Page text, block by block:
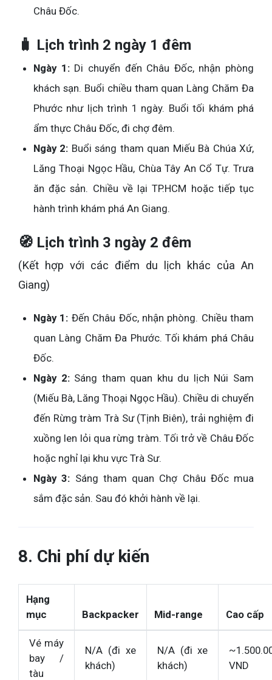
Châu Đốc.
🧳 Lịch trình 2 ngày 1 đêm
Ngày 1:Di chuyển đến Châu Đốc, nhận phòng
khách sạn. Buổi chiều tham quan Làng Chăm Đa
Phước như lịch trình 1 ngày. Buổi tối khám phá
ẩm thực Châu Đốc, đi chợ đêm.
Ngày 2: Buổi sáng tham quan Miếu Bà Chúa Xứ,
Lăng Thoại Ngọc Hầu, Chùa Tây An Cổ Tự. Trưa
ăn đặc sản. Chiều về lại TP.HCM hoặc tiếp tục
hành trình khám phá An Giang.
🧭 Lịch trình 3 ngày 2 đêm
(Kết hợp với các điểm du lịch khác của An
Giang)
Ngày 1: Đến Châu Đốc, nhận phòng. Chiều tham
quan Làng Chăm Đa Phước. Tối khám phá Châu
Đốc.
Ngày 2:Sáng tham quan khu du lịch Núi Sam
(Miếu Bà, Lăng Thoại Ngọc Hầu). Chiều di chuyển
đến Rừng tràm Trà Sư (Tịnh Biên), trải nghiệm đi
xuồng len lỏi qua rừng tràm. Tối trở về Châu Đốc
hoặc nghỉ lại khu vực Trà Sư.
Ngày 3: Sáng tham quan Chợ Châu Đốc mua
sắm đặc sản. Sau đó khởi hành về lại.
8. Chi phí dự kiến
Hạng
mục
Backpacker Mid-range Cao cấp
Vé máy
bay /
tàu
N/A (đi xe
khách)
N/A (đi xe
khách)
VND